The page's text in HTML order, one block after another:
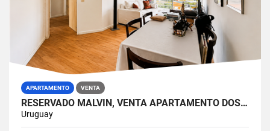
APARTAMENTO VENTA
RESERVADO MALVÍN, VENTA APARTAMENTO DOS DORMITORIOS, BALCÓN, GARAJE
Uruguay